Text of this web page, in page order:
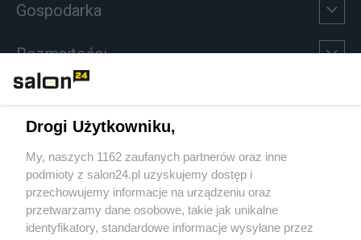
Gospodarka
Rozmaitości
Sport
Społeczeństwo
Kultura
Drogi Użytkowniku,
My, naszych 1162 zaufanych partnerów oraz inne
podmioty z salon24.pl uzyskujemy dostęp i
przechowujemy informacje na urządzeniu oraz
przetwarzamy dane osobowe, takie jak unikalne
identyfikatory, standardowe informacje wysyłane przez